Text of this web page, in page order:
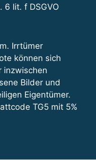
6 lit. f DSGVO
Irrtümer
können sich
inzwischen
Bilder und
Eigentümer.
TG5 mit 5%